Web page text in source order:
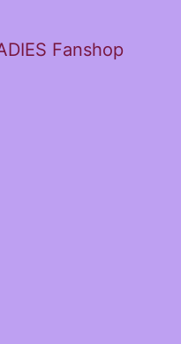
Fanshop